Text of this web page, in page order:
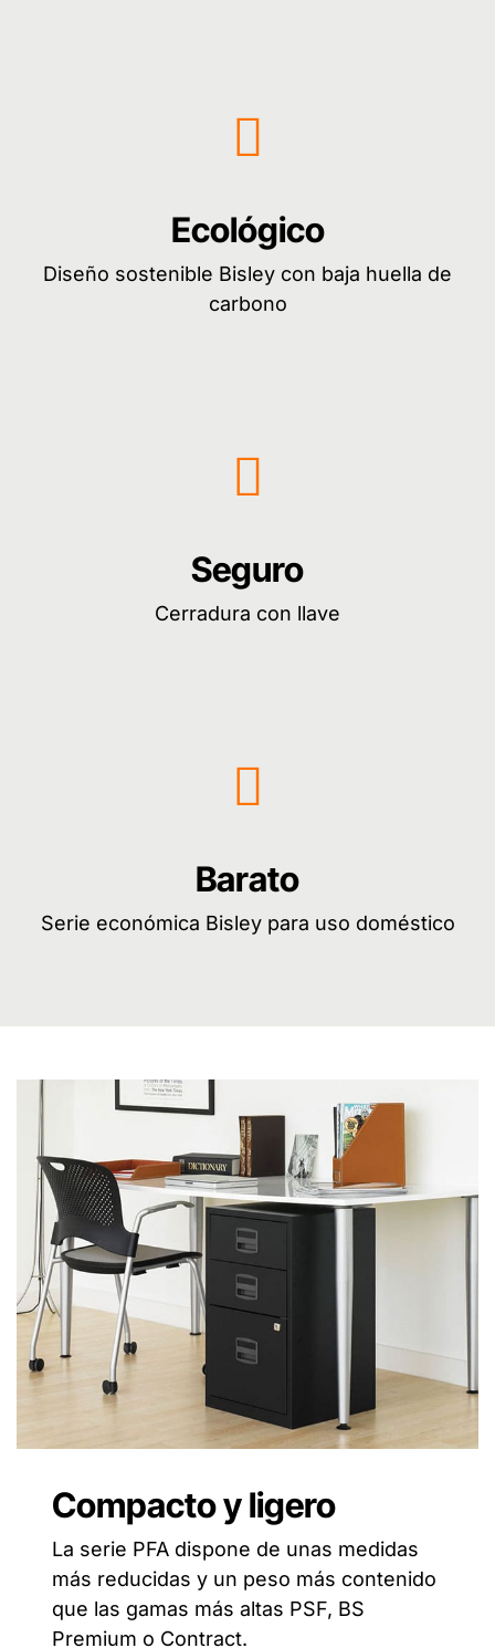
Ecológico
Diseño sostenible Bisley con baja huella de
carbono
Seguro
Cerradura con llave
Barato
Serie económica Bisley para uso doméstico
Compacto y ligero
La serie PFA dispone de unas medidas
más reducidas y un peso más contenido
que las gamas más altas PSF, BS
Premium o Contract.